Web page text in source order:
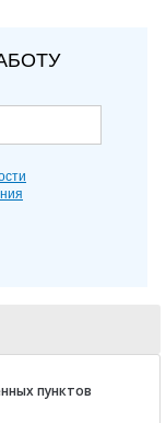
пунктов